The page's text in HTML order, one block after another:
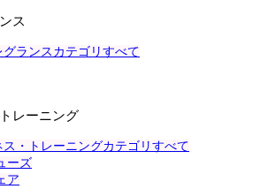
ス
ランスカテゴリすべて
レーニング
ス・トレーニングカテゴリすべて
ーズ
ア